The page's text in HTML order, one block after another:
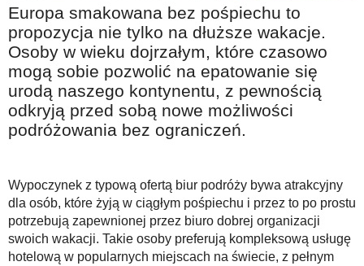
Hobby i pasje
Żyj aktywnie
60plus - najcenniejsi klienci
Dobra opieka
Warto naśladować
Smacznie i zdrowo
O finansach i społeczeństwie - edukacja nie tylko dla 60plus
Ciekawe książki
Europa smakowana bez pośpiechu to
propozycja nie tylko na dłuższe wakacje.
Osoby w wieku dojrzałym, które czasowo
mogą sobie pozwolić na epatowanie się
urodą naszego kontynentu, z pewnością
odkryją przed sobą nowe możliwości
podróżowania bez ograniczeń.
Wypoczynek z typową ofertą biur podróży bywa atrakcyjny
dla osób, które żyją w ciągłym pośpiechu i przez to po prostu
potrzebują zapewnionej przez biuro dobrej organizacji
swoich wakacji. Takie osoby preferują kompleksową usługę
hotelową w popularnych miejscach na świecie, z pełnym